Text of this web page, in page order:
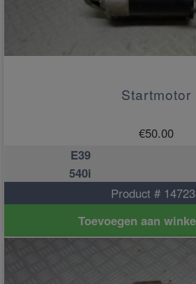
Startmotor
€50.00
E39
540i
Product #
Toevoegen aan